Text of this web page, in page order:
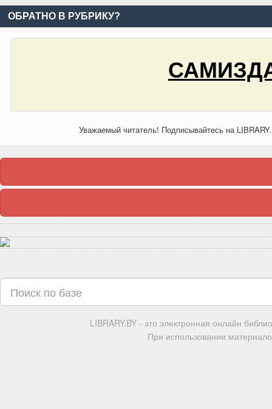
ОБРАТНО В РУБРИКУ?
Уважаемый читатель! Подписывайтесь на
LIBRARY.BY - это электронная онлайн
При использовании